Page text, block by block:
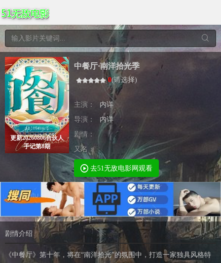
更新20260806合伙人
手记第8期
中餐厅·南洋拾光季
0(请选择)
主演：
内详
导演：
内详
剧情：
又名：
去51无敌电影网观看
剧情介绍
《中餐厅》第十年，将在“南洋拾光”的氛围中，打造一家独具风格特